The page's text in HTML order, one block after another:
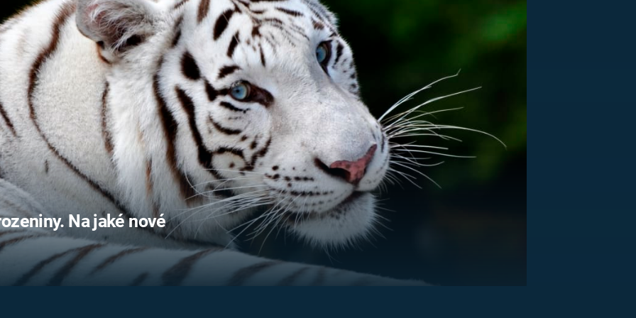
UFO A
MIMOZEMŠŤANÉ
UTAJENÉ PŘÍBĚHY
ČESKÝCH DĚJIN
ALTERNATIVNÍ
HISTORIE
FILMY VERSUS
REALITA
HORORY VERSUS
REALITA
OPTICKÉ ILUZE A
KLAMY
Na jaké nové